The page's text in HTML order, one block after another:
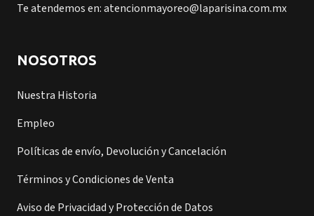
Te atendemos en: atencionmayoreo@laparisina.com.mx
NOSOTROS
Nuestra Historia
Empleo
Políticas de envío, Devolución y Cancelación
Términos y Condiciones de Venta
Aviso de Privacidad y Protección de Datos